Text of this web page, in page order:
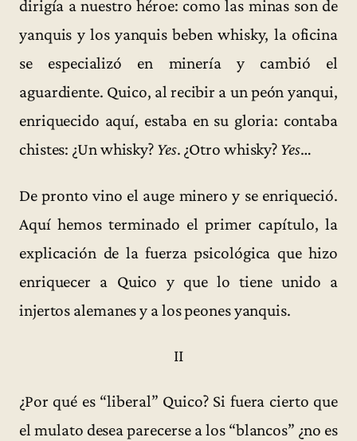
dirigía a nuestro héroe: como las minas son de
yanquis y los yanquis beben whisky, la oficina
se especializó en minería y cambió el
aguardiente. Quico, al recibir a un peón yanqui,
enriquecido aquí, estaba en su gloria: contaba
chistes: ¿Un whisky? Yes. ¿Otro whisky? Yes…
De pronto vino el auge minero y se enriqueció.
Aquí hemos terminado el primer capítulo, la
explicación de la fuerza psicológica que hizo
enriquecer a Quico y que lo tiene unido a
injertos alemanes y a los peones yanquis.
II
¿Por qué es “liberal” Quico? Si fuera cierto que
el mulato desea parecerse a los “blancos” ¿no es